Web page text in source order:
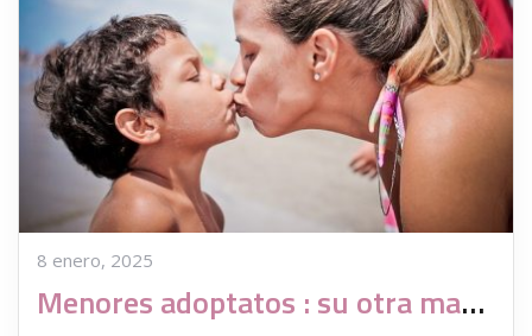
8 enero, 2025
Menores adoptatos : su otra mamá